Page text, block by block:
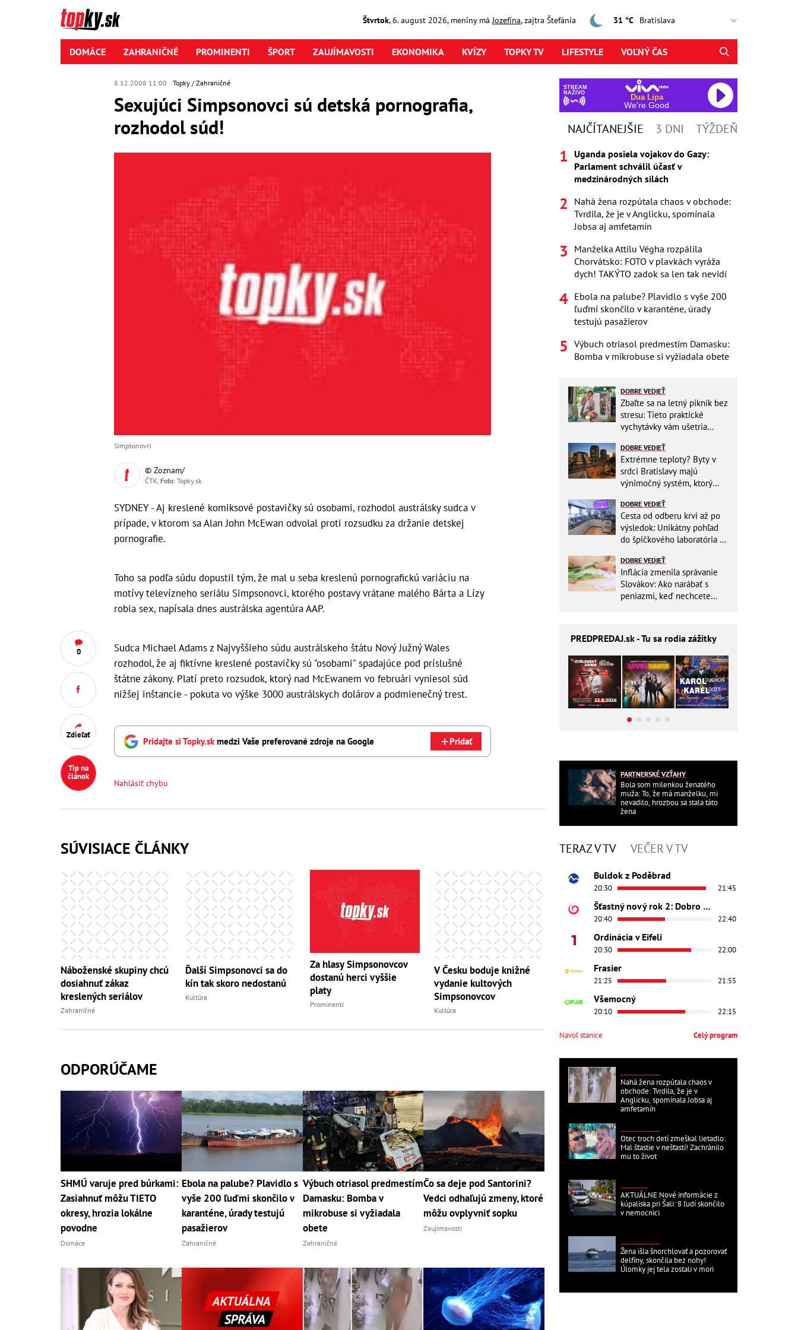
Štvrtok,6. august2026, meniny má Jozefína, zajtra Štefánia 31 °C
DOMÁCE ZAHRANIČNÉ PROMINENTI ŠPORT ZAUJÍMAVOSTI EKONOMIKA KVÍZY TOPKY TV LIFESTYLE VOĽNÝ ČAS
8.12.2008 11:00 Topky Zahraničné
Sexujúci Simpsonovci sú detská pornografia,
rozhodol súd!
0
Zdieľať
Tip na
článok
Simpsonovci
© Zoznam/
ČTK, Foto: Topky.sk
SYDNEY - Aj kreslené komiksové postavičky sú osobami, rozhodol austrálsky sudca v
prípade, v ktorom sa Alan John McEwan odvolal proti rozsudku za držanie detskej
pornografie.
Toho sa podľa súdu dopustil tým, že mal u seba kreslenú pornografickú variáciu na
motívy televízneho seriálu Simpsonovci, ktorého postavy vrátane malého Bárta a Lízy
robia sex, napísala dnes austrálska agentúra AAP.
Sudca Michael Adams z Najvyššieho súdu austrálskeho štátu Nový Južný Wales
rozhodol, že aj fiktívne kreslené postavičky sú "osobami" spadajúce pod príslušné
štátne zákony. Platí preto rozsudok, ktorý nad McEwanem vo februári vyniesol súd
nižšej inštancie - pokuta vo výške 3000 austrálskych dolárov a podmienečný trest.
Pridajte si Topky.sk medzi Vaše preferované zdroje na Google Pridať
Nahlásiť chybu
SÚVISIACE ČLÁNKY
Náboženské skupiny chcú
dosiahnuť zákaz
kreslených seriálov
Zahraničné
Ďalší Simpsonovci sa do
kín tak skoro nedostanú
Kultúra
Za hlasy Simpsonovcov
dostanú herci vyššie
platy
Prominenti
V Česku boduje knižné
vydanie kultových
Simpsonovcov
Kultúra
ODPORÚČAME
SHMÚ varuje pred búrkami:
Zasiahnuť môžu TIETO
okresy, hrozia lokálne
povodne
Domáce
Ebola na palube? Plavidlo s
vyše 200 ľuďmi skončilo v
karanténe, úrady testujú
pasažierov
Zahraničné
Výbuch otriasol predmestím
Damasku: Bomba v
mikrobuse si vyžiadala
obete
Zahraničné
Čo sa deje pod Santorini?
Vedci odhaľujú zmeny, ktoré
môžu ovplyvniť sopku
Zaujímavosti
STREAM
NAŽIVO
Dua Lipa
We're Good
NAJČÍTANEJŠIE 3 DNI TÝŽDEŇ
Uganda posiela vojakov do Gazy:
Parlament schválil účasť v
medzinárodných silách
Nahá žena rozpútala chaos v obchode:
Tvrdila, že je v Anglicku, spomínala
Jobsa aj amfetamín
Manželka Attilu Végha rozpálila
Chorvátsko: FOTO v plavkách vyráža
dych! TAKÝTO zadok sa len tak nevidí
Ebola na palube? Plavidlo s vyše 200
ľuďmi skončilo v karanténe, úrady
testujú pasažierov
Výbuch otriasol predmestím Damasku:
Bomba v mikrobuse si vyžiadala obete
DOBRE VEDIEŤ
Zbaľte sa na letný piknik bez
stresu: Tieto praktické
vychytávky vám ušetria
DOBRE VEDIEŤ
Extrémne teploty? Byty v
srdci Bratislavy majú
výnimočný systém, ktorý
DOBRE VEDIEŤ
Cesta od odberu krvi až po
výsledok: Unikátny pohľad
do špičkového laboratória na
DOBRE VEDIEŤ
Inflácia zmenila správanie
Slovákov: Ako narábať s
peniazmi, keď nechcete
PREDPREDAJ.sk - Tu sa rodia zážitky
PARTNERSKÉ VZŤAHY
Bola som milenkou ženatého
muža: To, že má manželku, mi
nevadilo, hrozbou sa stala táto
žena
TERAZ V TV VEČER V TV
Buldok z Poděbrad
20:30 21:45
Šťastný nový rok 2: Dobro došli
20:40 22:40
Ordinácia v Eifeli
20:30 22:00
Frasier
21:25 21:55
Všemocný
20:10 22:15
Navoľ stanice Celý program
Nahá žena rozpútala chaos v
obchode: Tvrdila, že je v
Anglicku, spomínala Jobsa aj
amfetamín
Otec troch detí zmeškal lietadlo:
Mal šťastie v nešťastí! Zachránilo
mu to život
AKTUÁLNE Nové informácie z
kúpaliska pri Šali: 8 ľudí skončilo
v nemocnici
Žena išla šnorchlovať a pozorovať
delfíny, skončila bez nohy!
Úlomky jej tela zostali v mori